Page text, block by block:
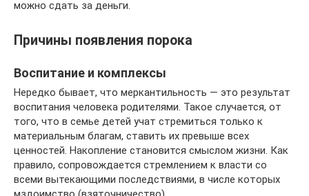
можно сдать за деньги.
Причины появления порока
Воспитание и комплексы
Нередко бывает, что меркантильность — это результат
воспитания человека родителями. Такое случается, от
того, что в семье детей учат стремиться только к
материальным благам, ставить их превыше всех
ценностей. Накопление становится смыслом жизни. Как
правило, сопровождается стремлением к власти со
всеми вытекающими последствиями, в числе которых